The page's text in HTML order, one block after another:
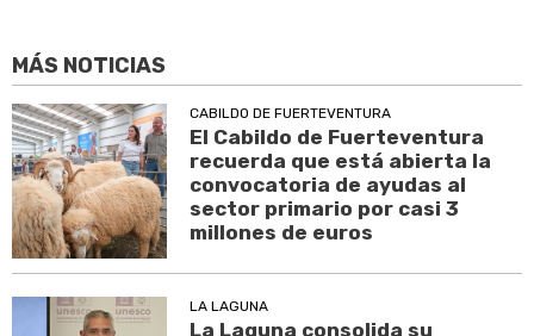
MÁS NOTICIAS
CABILDO DE FUERTEVENTURA
El Cabildo de Fuerteventura
recuerda que está abierta la
convocatoria de ayudas al
sector primario por casi 3
millones de euros
LA LAGUNA
La Laguna consolida su